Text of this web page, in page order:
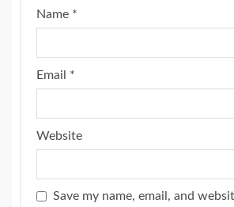
Name *
Email *
Website
Save my name, email, and